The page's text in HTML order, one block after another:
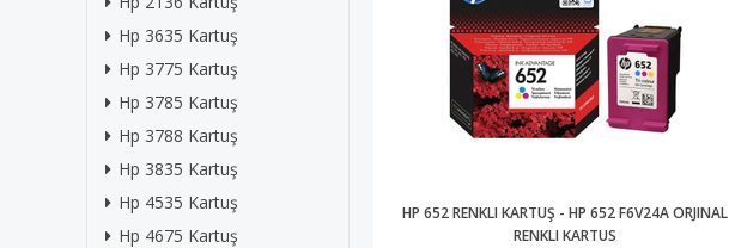
Hp 3635 Kartuş
Hp 3775 Kartuş
Hp 3785 Kartuş
Hp 3788 Kartuş
Hp 3835 Kartuş
Hp 4535 Kartuş
Hp 4675 Kartuş
HP 652 RENKLI KARTUŞ - HP 652 F6V24A ORJINAL
RENKLI KARTUS